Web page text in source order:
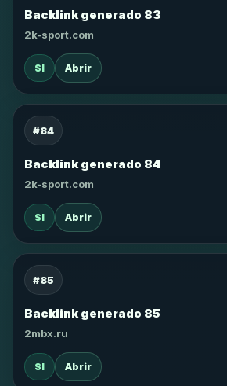
Backlink generado 83
2k-sport.com
SI Abrir
#84
Backlink generado 84
2k-sport.com
SI Abrir
#85
Backlink generado 85
2mbx.ru
SI Abrir